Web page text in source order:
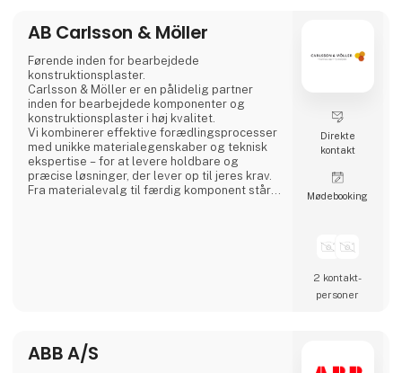
AB Carlsson & Möller
Førende inden for bearbejdede
konstruktionsplaster.
Carlsson & Möller er en pålidelig partner
inden for bearbejdede komponenter og
konstruktionsplaster i høj kvalitet.
Vi kombinerer effektive forædlingsprocesser
med unikke materialegenskaber og teknisk
ekspertise – for at levere holdbare og
præcise løsninger, der lever op til jeres krav.
Fra materialevalg til færdig komponent står
Direkte
kontakt
Møde­booking
2 kontakt­
personer
ABB A/S